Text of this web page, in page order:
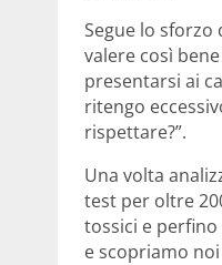
Segue lo sforzo
valere così
presentarsi ai
ritengo
rispettare?”.
Una volta
test per oltre
tossici e
e scopriamo